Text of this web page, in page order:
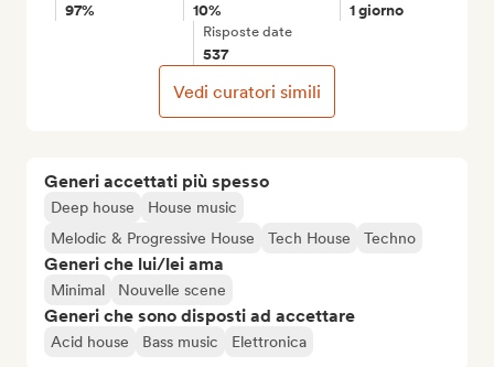
Generi accettati più spesso
Deep house
House music
Melodic & Progressive House
Tech House Techno
Generi che lui/lei ama
Minimal Nouvelle scene
Generi che sono disposti ad accettare
Acid house Bass music Elettronica
97% 10% 1 giorno
Risposte date
537
Vedi curatori simili